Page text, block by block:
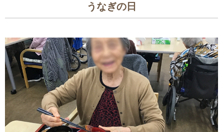
うなぎの日